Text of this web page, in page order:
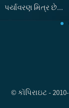
પર્યાવરણ મિત્ર છે...
© કૉપિરાઇટ -